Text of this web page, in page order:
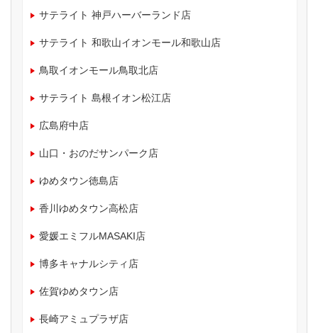
サテライト 神戸ハーバーランド店
サテライト 和歌山イオンモール和歌山店
鳥取イオンモール鳥取北店
サテライト 島根イオン松江店
広島府中店
山口・おのだサンパーク店
ゆめタウン徳島店
香川ゆめタウン高松店
愛媛エミフルMASAKI店
博多キャナルシティ店
佐賀ゆめタウン店
長崎アミュプラザ店